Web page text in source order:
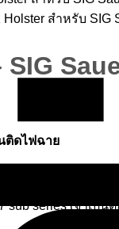
SIG
ติดไฟฉาย
sub series (จำเป็